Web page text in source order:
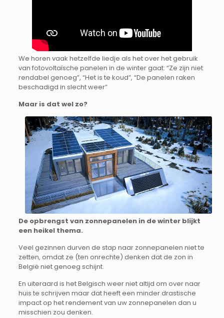
We horen vaak hetzelfde liedje als het over het gebruik
van fotovoltaïsche panelen in de winter gaat: “Ze zijn niet
rendabel genoeg”, “Het is te koud”, “De panelen raken
beschadigd in slecht weer”
Maar is dat wel zo?
De opbrengst van zonnepanelen in de winter blijkt
een heikel thema.
Veel gezinnen durven de stap naar zonnepanelen niet te
zetten, omdat ze (ten onrechte) denken dat de zon in
België niet genoeg schijnt.
En uiteraard is het Belgisch weer niet altijd om over naar
huis te schrijven maar dat heeft een minder drastische
impact op het rendement van uw zonnepanelen dan u
misschien zou denken.